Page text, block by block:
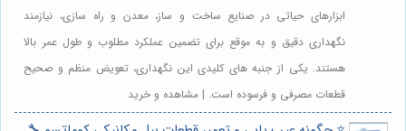
ابزارهای حیاتی در صنایع ساخت و ساز، معدن و راه سازی، نیازمند
نگهداری دقیق و به موقع برای تضمین عملکرد مطلوب و طول عمر بالا
هستند. یکی از جنبه های کلیدی این نگهداری، تعویض منظم و صحیح
قطعات مصرفی و فرسوده است. | مشاهده و خرید